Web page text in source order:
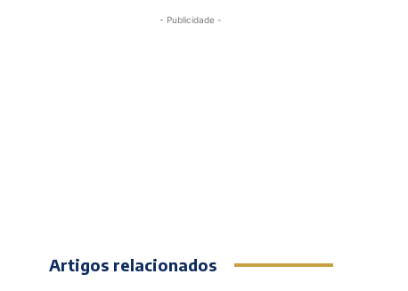
- Publicidade -
Artigos relacionados